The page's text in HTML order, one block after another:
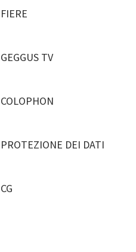
FIERE
GEGGUS TV
COLOPHON
PROTEZIONE DEI DATI
CG